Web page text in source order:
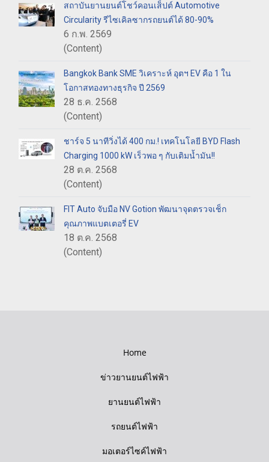
สถาบันยานยนต์โชว์คอนเส็ปต์ Automotive
Circularity รีไซเคิลซากรถยนต์ได้ 80-90%
6 ก.พ. 2569
(Content)
Bangkok Bank SME วิเคราะห์ อุตฯ EV คือ 1 ใน
โอกาสทองทางธุรกิจ ปี 2569
28 ธ.ค. 2568
(Content)
ชาร์จ 5 นาทีวิ่งได้ 400 กม.! เทคโนโลยี BYD Flash
Charging 1000 kW เร็วพอ ๆ กับเติมน้ำมัน!!
28 ต.ค. 2568
(Content)
FIT Auto จับมือ NV Gotion พัฒนาจุดตรวจเช็ก
คุณภาพแบตเตอรี่ EV
18 ต.ค. 2568
(Content)
Home
ข่าวยานยนต์ไฟฟ้า
ยานยนต์ไฟฟ้า
รถยนต์ไฟฟ้า
มอเตอร์ไซค์ไฟฟ้า